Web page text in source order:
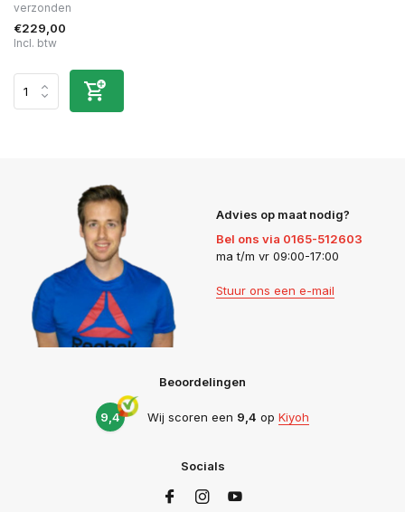
verzonden
€229,00
Incl. btw
Advies op maat nodig?
Bel ons via 0165-512603
ma t/m vr 09:00-17:00
Stuur ons een e-mail
Beoordelingen
9,4 Wij scoren een 9,4 op Kiyoh
Socials